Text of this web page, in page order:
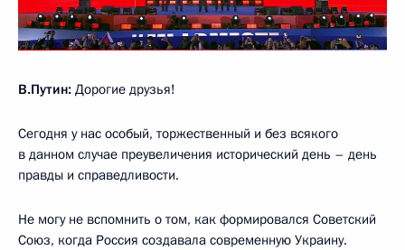
В.Путин: Дорогие друзья!
Сегодня у нас особый, торжественный и без всякого
в данном случае преувеличения исторический день – день
правды и справедливости.
Не могу не вспомнить о том, как формировался Советский
Союз, когда Россия создавала современную Украину.